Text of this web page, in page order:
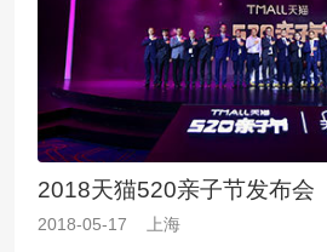
2018天猫520亲子节发布会
2018-05-17 上海